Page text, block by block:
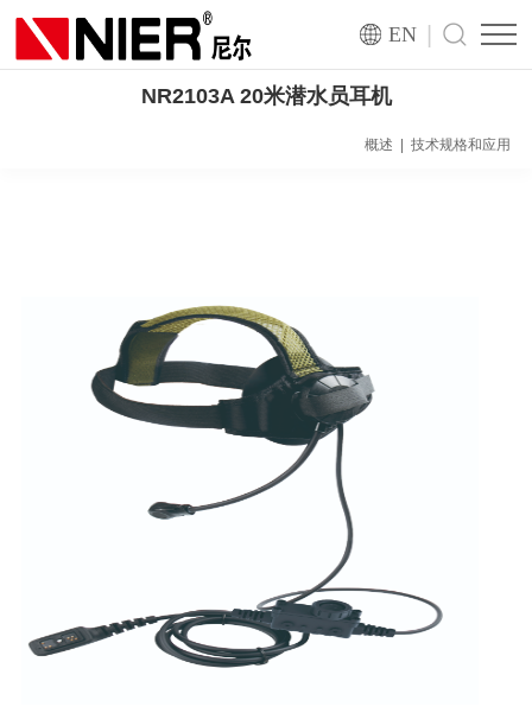
EN
NR2103A 20米潜水员耳机
概述 技术规格和应用